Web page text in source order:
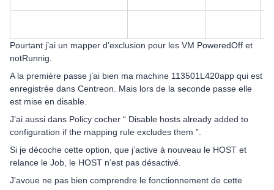
Pourtant j’ai un mapper d’exclusion pour les VM PoweredOff et
notRunnig.
A la première passe j’ai bien ma machine 113501L420app qui est
enregistrée dans Centreon. Mais lors de la seconde passe elle
est mise en disable.
J’ai aussi dans Policy cocher “ Disable hosts already added to
configuration if the mapping rule excludes them ”.
Si je décoche cette option, que j’active à nouveau le HOST et
relance le Job, le HOST n’est pas désactivé.
J’avoue ne pas bien comprendre le fonctionnement de cette